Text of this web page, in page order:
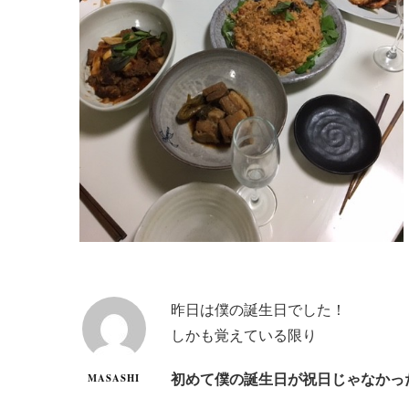
MASASHI
昨日は僕の誕生日でした！
しかも覚えている限り
初めて僕の誕生日が祝日じゃなかっ